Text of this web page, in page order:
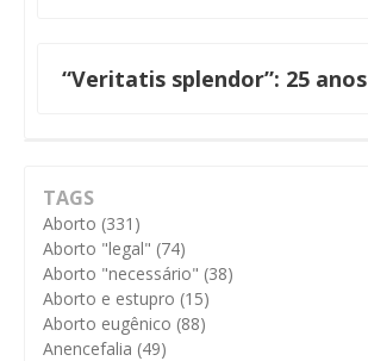
TAGS
Aborto (331)
Aborto "legal" (74)
Aborto "necessário" (38)
Aborto e estupro (15)
Aborto eugênico (88)
Anencefalia (49)
“Veritatis splendor”: 25 anos